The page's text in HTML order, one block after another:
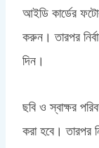
আইডি কার্ডের
করুন। তারপর
দিন।
ছবি ও স্বাক্ষর
করা হবে। তারপর